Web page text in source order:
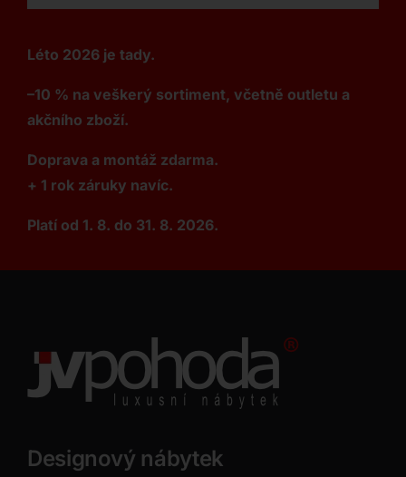
Léto 2026 je tady.
–10 % na veškerý sortiment, včetně outletu a
akčního zboží.
Doprava a montáž zdarma.
+ 1 rok záruky navíc.
Platí od 1. 8. do 31. 8. 2026.
Designový nábytek